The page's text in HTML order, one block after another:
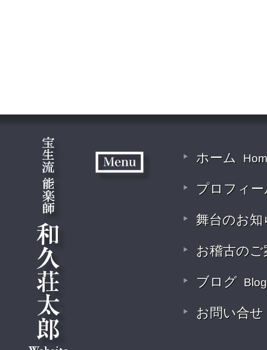
ホーム
プロフィ
舞台のお
お稽古の
ブログ Blog
お問い合せ